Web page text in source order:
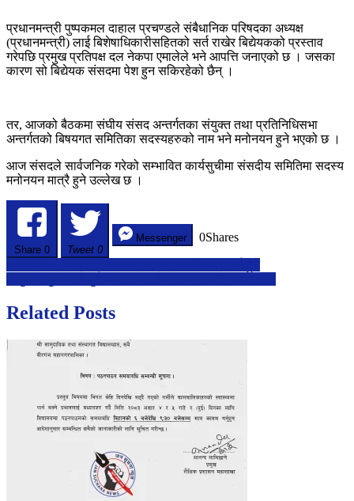
प्रधानमन्त्री पुष्पकमल दाहाल प्रचण्डले संबैधानिक परिषदका अध्यक्ष
(प्रधानमन्त्री) लाई बिशेषाधिकारीसहितको सर्त राखेर बिद्येयकको प्रस्ताव
गरेपछि प्रमुख प्रतिपक्ष दल नेकपा एमालेले भने आपत्ति जनाएको छ । जसका
कारण सो बिद्येयक संसदमा पेश हुन सकिरहेको छैन् ।
तर, आजको बैठकमा संघीय संसद अन्तर्गतका संयुक्त तथा प्रतिनिधिसभा
अन्तर्गतको बिषयगत समितिका सदस्यहरुको नाम भने मनोनयन हुने भएको छ ।
आज संसदले सार्वजनिक गरेको सम्भावित कार्यसुचीमा संसदीय समितिमा सदस्य
मनोनयन मात्रै हुने उल्लेख छ ।
Share 0 Tweet 0
Messenger 0Shares
Post
navigation
Related Posts